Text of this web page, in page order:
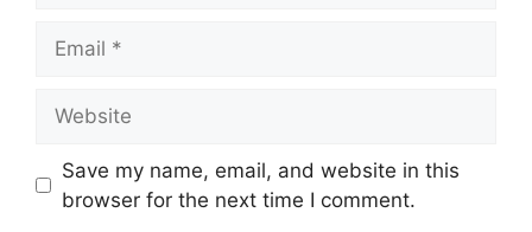
Save my name, email, and website in this
browser for the next time I comment.